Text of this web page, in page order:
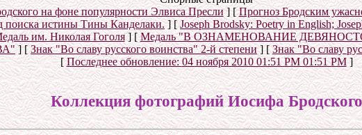
на фоне популярности Элвиса Пресли] [Прогноз Бродским
поиска истины Тины Канделаки.] [ Joseph Brodsky: Poetry in English;
им. Николая Гоголя] [Медаль "В ОЗНАМЕНОВАНИЕ
] [Знак "Во славу русского воинства" 2-й степени] [Знак "Во славу
[Последнее обновление:04 ноября 2010 01:51 PM 01:51 PM]
Коллекция фотографий Иосифа Бродского